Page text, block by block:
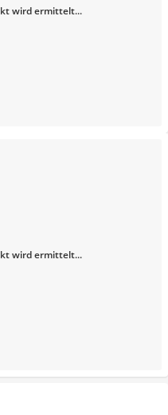
wird ermittelt...
wird ermittelt...